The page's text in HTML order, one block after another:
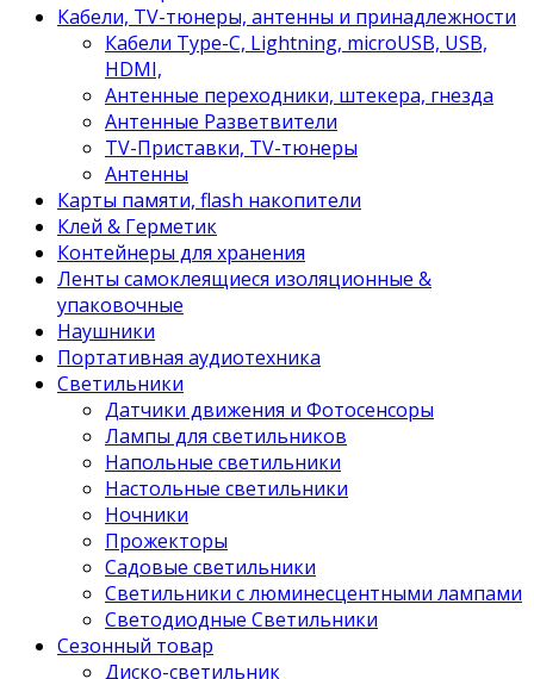
Кабели, TV-тюнеры, антенны и принадлежности
Кабели Type-C, Lightning, microUSB, USB,
HDMI,
Антенные переходники, штекера, гнезда
Антенные Разветвители
TV-Приставки, TV-тюнеры
Антенны
Карты памяти, flash накопители
Клей & Герметик
Контейнеры для хранения
Ленты самоклеящиеся изоляционные &
упаковочные
Наушники
Портативная аудиотехника
Светильники
Датчики движения и Фотосенсоры
Лампы для светильников
Напольные светильники
Настольные светильники
Ночники
Прожекторы
Садовые светильники
Светильники с люминесцентными лампами
Светодиодные Светильники
Сезонный товар
Диско-светильник